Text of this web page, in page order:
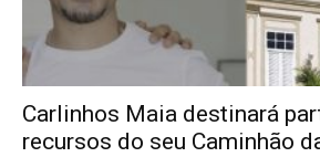
Carlinhos Maia destinará
recursos do seu Caminhão